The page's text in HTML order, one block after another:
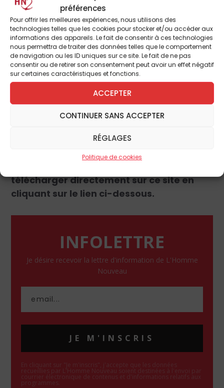
préférences
Pour offrir les meilleures expériences, nous utilisons des
technologies telles que les cookies pour stocker et/ou accéder aux
informations des appareils. Le fait de consentir à ces technologies
nous permettra de traiter des données telles que le comportement
de navigation ou les ID uniques sur ce site. Le fait de ne pas
consentir ou de retirer son consentement peut avoir un effet négatif
sur certaines caractéristiques et fonctions.
ACCEPTER
CONTINUER SANS ACCEPTER
RÉGLAGES
Politique de cookies
Guéranger souhaitait volontiers à ses
correspondants de devenir « alléluia des
pieds jusqu’à la tête ». L’Église a le cœur en
fête, son Sauveur est ressuscité, la vie a
triomphé, alors chantons alléluia !
Pour entendre cetAlleluia
Ce billet est extrait du dernier numéro de
que vous pouvez commander à nos
bureaux (10 rue Rosenwald, 75015 Paris.
télécharger directement sur ce site en
cliquant sur le lien ci-dessous.
INFOLETTRE
Je désire recevoir la lettre d'information de L'Homme
Nouveau
JE M'INSCRIS
En cliquant sur "Je m'inscris", j'accepte que les données
recueillies par L'Homme Nouveau soient destinées à l'envoi par
courrier électronique de contenus et d'informations relatifs aux
programmes.